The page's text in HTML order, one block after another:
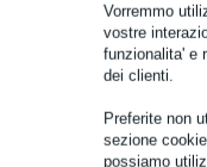
Vorremmo
vostre
funzionalita' e
dei clienti.
Preferite non
sezione
possiamo
trombe sono